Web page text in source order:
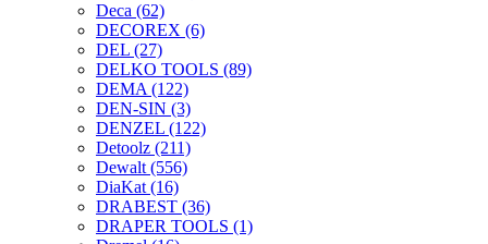
Deca (62)
DECOREX (6)
DEL (27)
DELKO TOOLS (89)
DEMA (122)
DEN-SIN (3)
DENZEL (122)
Detoolz (211)
Dewalt (556)
DiaKat (16)
DRABEST (36)
DRAPER TOOLS (1)